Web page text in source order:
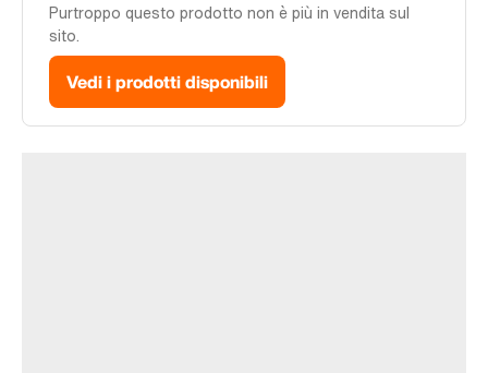
Purtroppo questo prodotto non è più in vendita sul
sito.
Vedi i prodotti disponibili